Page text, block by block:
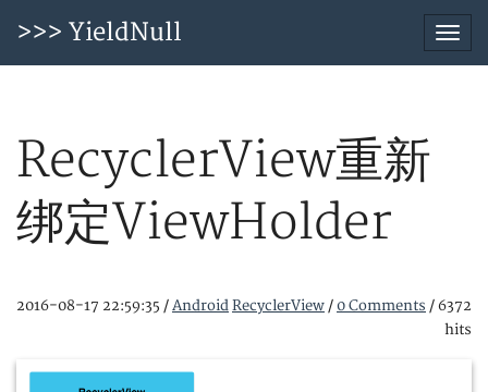
>>> YieldNull
RecyclerView重新
绑定ViewHolder
2016-08-17 22:59:35 /AndroidRecyclerView /0 Comments /
hits